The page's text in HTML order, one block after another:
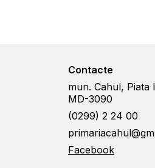
Contacte
mun. Cahul, Piata
MD-3090
(0299) 2 24 00
Facebook